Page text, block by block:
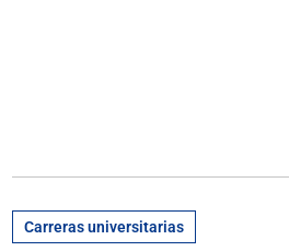
Carreras universitarias